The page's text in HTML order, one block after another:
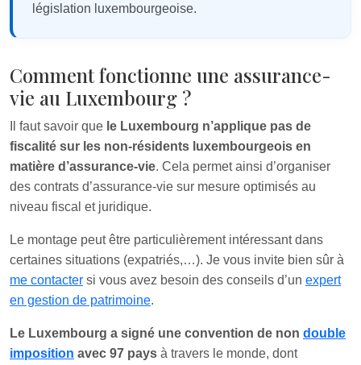
législation luxembourgeoise.
Comment fonctionne une assurance-
vie au Luxembourg ?
Il faut savoir que le Luxembourg n’applique pas de
fiscalité sur les non-résidents luxembourgeois en
matière d’assurance-vie. Cela permet ainsi d’organiser
des contrats d’assurance-vie sur mesure optimisés au
niveau fiscal et juridique.
Le montage peut être particulièrement intéressant dans
certaines situations (expatriés,…). Je vous invite bien sûr à
me contacter si vous avez besoin des conseils d’un expert
en gestion de patrimoine.
Le Luxembourg a signé une convention de non double
imposition avec 97 pays à travers le monde, dont